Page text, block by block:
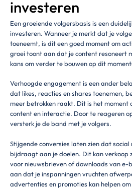
investeren
Een groeiende volgersbasis is een
investeren. Wanneer je merkt dat je
toeneemt, is dit een goed moment om
groei toont aan dat je content resoneert
kans om verder te bouwen op dit
Verhoogde engagement is een ander
dat likes, reacties en shares toenemen,
meer betrokken raakt. Dit is het moment
content en interactie. Door te reageren
versterk je de band met je volgers.
Stijgende conversies laten zien dat
bijdraagt aan je doelen. Dit kan verkoop
voor nieuwsbrieven of downloads van e-
aan dat je inspanningen vruchten
advertenties en promoties kan helpen